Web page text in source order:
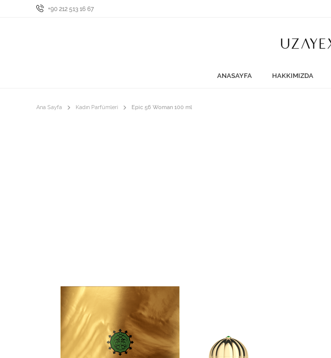
+90 212 513 16 67
ANASAYFA HAKKIMIZDA
Ana Sayfa Kadın Parfümleri Epic 56 Woman 100 ml